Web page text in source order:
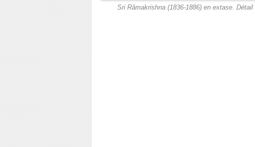
Sri Râmakrishna (1836-1886) en extase.